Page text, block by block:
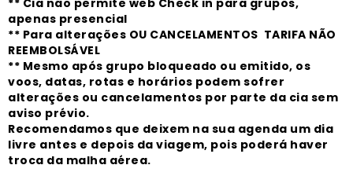
apenas presencial
** Para alterações OU CANCELAMENTOS TARIFA NÃO
REEMBOLSÁVEL
** Mesmo após grupo bloqueado ou emitido, os
voos, datas, rotas e horários podem sofrer
alterações ou cancelamentos por parte da cia sem
aviso prévio.
Recomendamos que deixem na sua agenda um dia
livre antes e depois da viagem, pois poderá haver
troca da malha aérea.